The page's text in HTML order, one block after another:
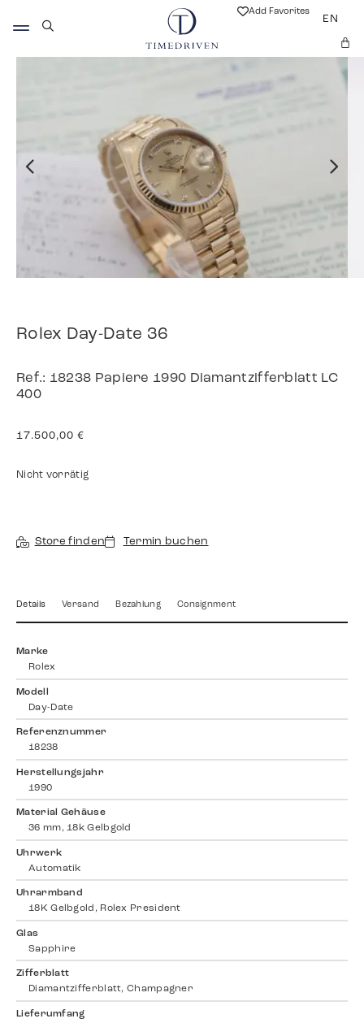
Add Favorites
EN
Rolex Day-Date 36
Ref.: 18238 Papiere 1990 Diamantzifferblatt LC
400
17.500,00 €
Nicht vorrätig
Store finden Termin buchen
Details Versand Bezahlung Consignment
Marke
Rolex
Modell
Day-Date
Referenznummer
18238
Herstellungsjahr
1990
Material Gehäuse
36 mm, 18k Gelbgold
Uhrwerk
Automatik
Uhrarmband
18K Gelbgold, Rolex President
Glas
Sapphire
Zifferblatt
Diamantzifferblatt, Champagner
Lieferumfang